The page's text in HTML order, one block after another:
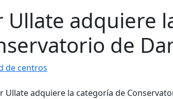
Ullate adquiere
de
de centros